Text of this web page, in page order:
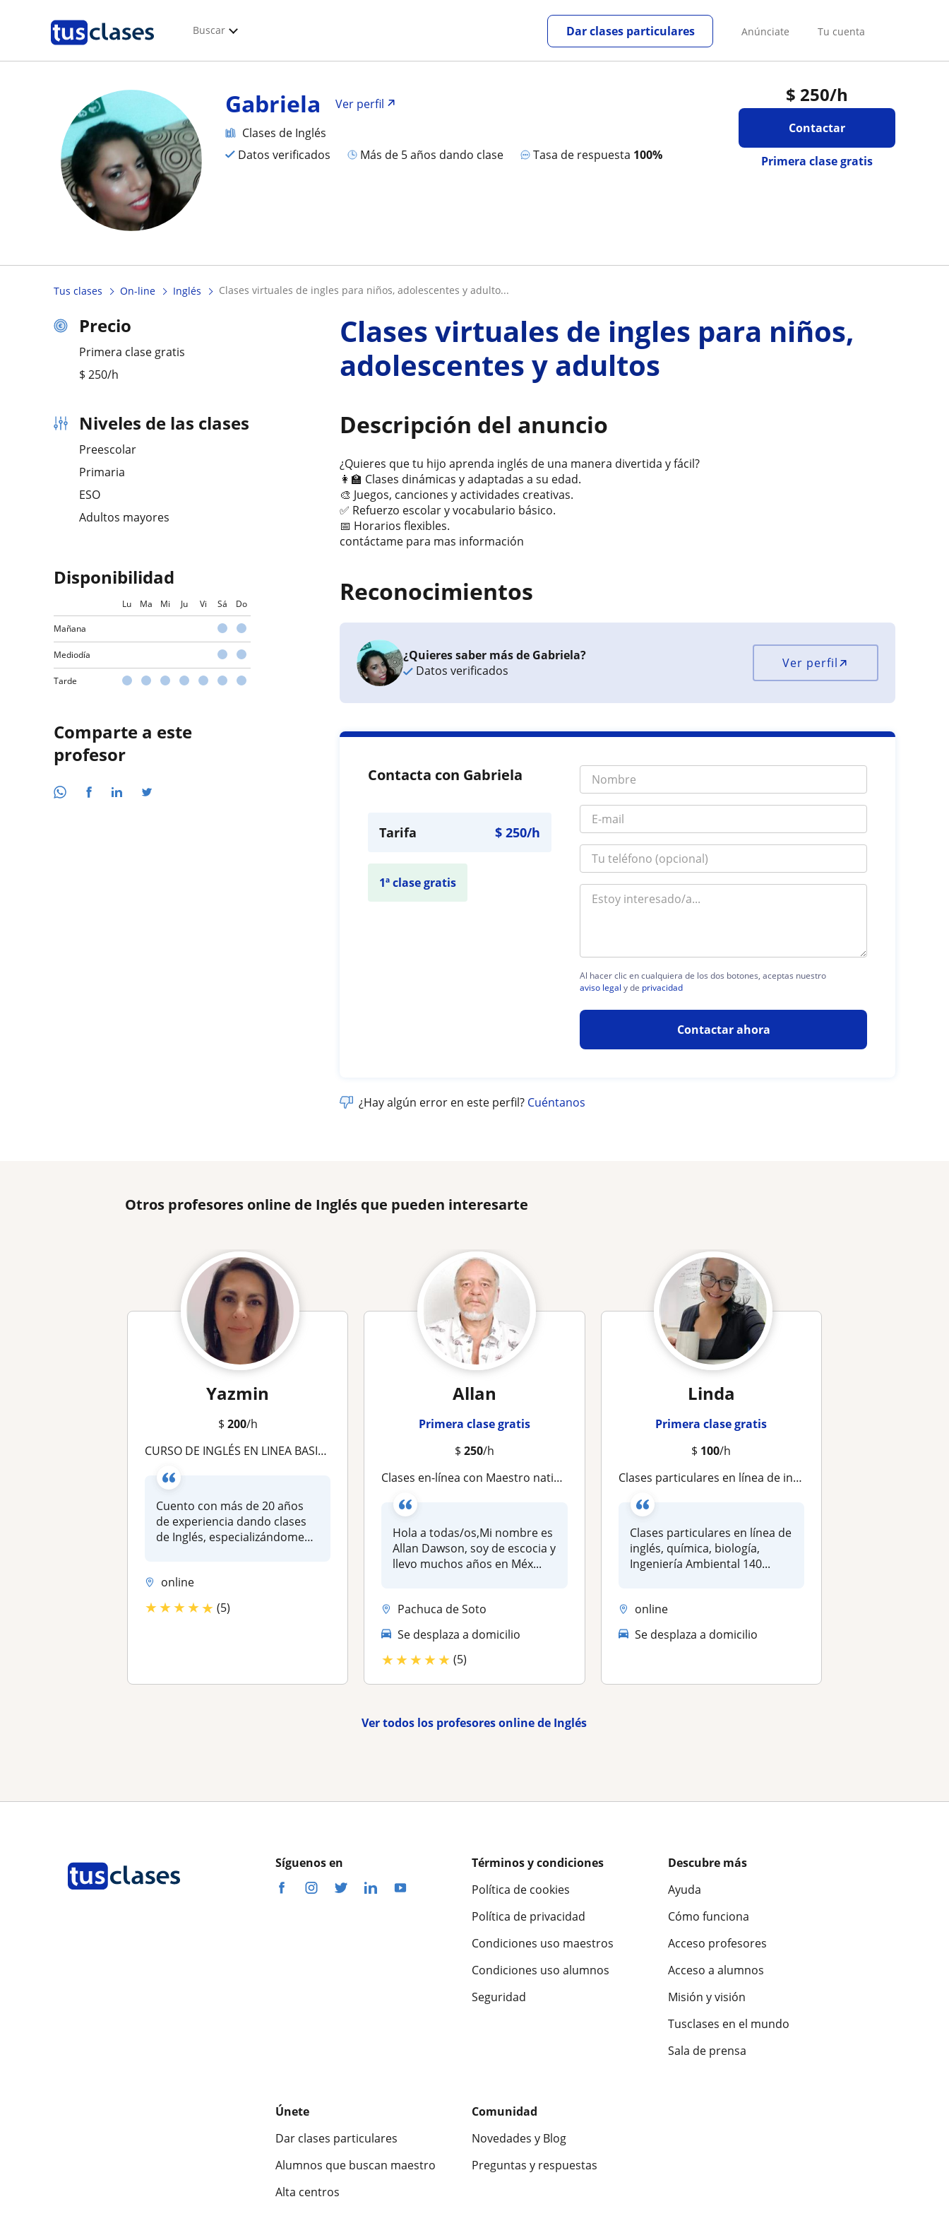
Buscar Anúnciate Tu cuenta
Dar clases particulares
$ 250/h
Contactar
Primera clase gratis
Gabriela
Ver perfil
Clases de Inglés
Datos verificados
más de 5 años dando clase Tasa de respuesta 100%
Tus clases On-line Inglés clases virtuales de ingles para niños, adolescentes y adulto...
Precio
Primera clase gratis
$ 250/h
Niveles de las clases
Preescolar
Primaria
ESO
Adultos mayores
Disponibilidad
Lu Ma Mi Ju Vi Sá Do
Mañana
Mediodía
Tarde
Comparte a este
profesor
Clases virtuales de ingles para niños,
adolescentes y adultos
Descripción del anuncio
¿Quieres que tu hijo aprenda inglés de una manera divertida y fácil?
👩‍🏫 Clases dinámicas y adaptadas a su edad.
🎨 Juegos, canciones y actividades creativas.
✅ Refuerzo escolar y vocabulario básico.
📅 Horarios flexibles.
contáctame para mas información
Reconocimientos
¿Quieres saber más de Gabriela?
Datos verificados
Ver perfil
Contacta con Gabriela
Tarifa $250/h
1ª clase gratis
Al hacer clic en cualquiera de los dos botones, aceptas nuestro
aviso legal y de privacidad
Contactar ahora
¿Hay algún error en este perfil? Cuéntanos
Otros profesores online de Inglés que pueden interesarte
Yazmin
$ 200/h
CURSO DE INGLÉS EN LINEA BASICO, INTERMEDIO, AVANZADO, INTENSIVO, NEGOCIOS, ENTREVISTAS DE TRABAJO, PARA VACACIONAR O REGULARIZACIONES SOLO MEXICO
Cuento con más de 20 años
de experiencia dando clases
de Inglés, especializándome
online
★★★★★ (5)
Allan
Primera clase gratis
$ 250/h
Clases en-línea con Maestro nativo certificado (TOEFL) con 30 años de experiencia ... ¡Evaluación y primera clase !
Hola a todas/os,Mi nombre es
Allan Dawson, soy de escocia y
llevo muchos años en Méx...
Pachuca de Soto
Se desplaza a domicilio
★★★★★ (5)
Linda
Primera clase gratis
$ 100/h
Clases particulares en línea de inglés, química, biología, Ingeniería Ambiental 14001 e ISO 45001, Seguridad y Salud Ocupacional
Clases particulares en línea de
inglés, química, biología,
Ingeniería Ambiental 140...
online
Se desplaza a domicilio
Ver todos los profesores online de Inglés
Síguenos en
Términos y condiciones
Política de cookies
Política de privacidad
Condiciones uso maestros
Condiciones uso alumnos
Seguridad
Descubre más
Ayuda
Cómo funciona
Acceso profesores
Acceso a alumnos
Misión y visión
Tusclases en el mundo
Sala de prensa
Únete
Dar clases particulares
Alumnos que buscan maestro
Alta centros
Comunidad
Novedades y Blog
Preguntas y respuestas